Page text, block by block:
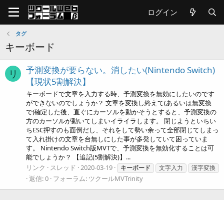
ログイン
タグ
キーボード
リ
予測変換が要らない。消したい(Nintendo Switch)
【現状5割解決】
キーボードで文章を入力する時、予測変換を無効にしたいのです
ができないのでしょうか？ 文章を変換し終えて(あるいは無変換
で)確定した後、直ぐにカーソルを動かそうとすると、予測変換の
方のカーソルが動いてしまいイライラします。 閉じようといちい
ちESC押すのも面倒だし、それをして勢い余って全部閉じてしまっ
て入れ掛けの文章を台無しにした事が多発していて困っていま
す。 Nintendo Switch版MVTで、予測変換を無効化することは可
能でしょうか？ 【追記(5割解決)】...
リンク
スレッド 2020-03-19 キーボード 文字入力 漢字変換
返信: 0 フォーラム: ツクールMVTrinity